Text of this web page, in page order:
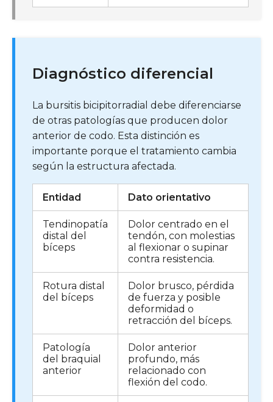
Diagnóstico diferencial
La bursitis bicipitorradial debe diferenciarse
de otras patologías que producen dolor
anterior de codo. Esta distinción es
importante porque el tratamiento cambia
según la estructura afectada.
Entidad Dato orientativo
Tendinopatía
distal del
bíceps
Dolor centrado en el
tendón, con molestias
al flexionar o supinar
contra resistencia.
Rotura distal
del bíceps
Dolor brusco, pérdida
de fuerza y posible
deformidad o
retracción del bíceps.
Patología
del braquial
anterior
Dolor anterior
profundo, más
relacionado con
flexión del codo.